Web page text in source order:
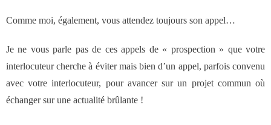
Formation
- Formations aux techniques de vente
Comme moi, également, vous attendez toujours son appel…
Je ne vous parle pas de ces appels de « prospection » que votre
interlocuteur cherche à éviter mais bien d’un appel, parfois convenu
avec votre interlocuteur, pour avancer sur un projet commun où
échanger sur une actualité brûlante !